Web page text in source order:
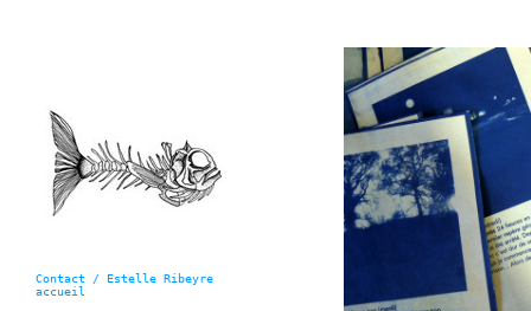
Contact / Estelle Ribeyre
accueil